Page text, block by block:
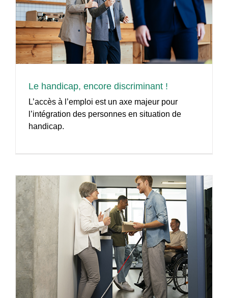
Le handicap, encore discriminant !
L’accès à l’emploi est un axe majeur pour
l’intégration des personnes en situation de
handicap.